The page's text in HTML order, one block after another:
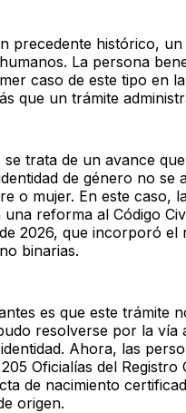
precedente histórico,
La persona
caso de este tipo en
que un trámite
trata de un avance
de género no se
o mujer. En este caso,
reforma al Código
2026, que incorporó el
binarias.
es que este trámite
resolverse por la vía
Ahora, las
Oficialías del Registro
de nacimiento
origen.